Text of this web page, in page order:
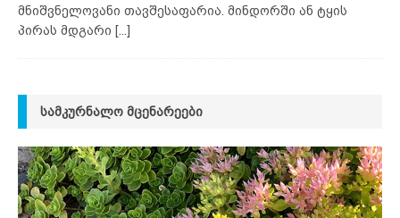
მნიშვნელოვანი თავშესაფარია. მინდორში ან ტყის
პირას მდგარი [...]
ᲡᲐᲛᲙᲣᲠᲜᲐᲚᲝ ᲛᲪᲔᲜᲐᲠᲔᲔᲑᲘ